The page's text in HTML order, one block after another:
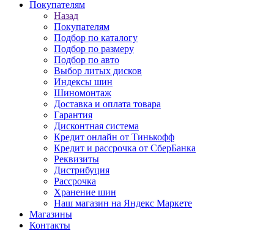
Покупателям
Назад
Покупателям
Подбор по каталогу
Подбор по размеру
Подбор по авто
Выбор литых дисков
Индексы шин
Шиномонтаж
Доставка и оплата товара
Гарантия
Дисконтная система
Кредит онлайн от Тинькофф
Кредит и рассрочка от СберБанка
Реквизиты
Дистрибуция
Рассрочка
Хранение шин
Наш магазин на Яндекс Маркете
Магазины
Контакты